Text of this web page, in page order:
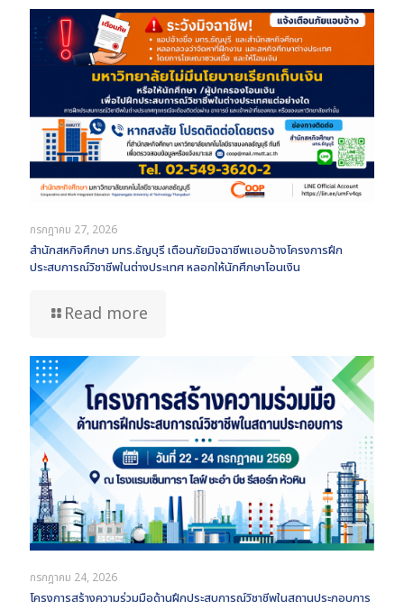
กรกฎาคม 27, 2026
สำนักสหกิจศึกษา มทร.ธัญบุรี เตือนภัยมิจฉาชีพแอบอ้างโครงการฝึก
ประสบการณ์วิชาชีพในต่างประเทศ หลอกให้นักศึกษาโอนเงิน
Read more
กรกฎาคม 24, 2026
โครงการสร้างความร่วมมือด้านฝึกประสบการณ์วิชาชีพในสถานประกอบการ